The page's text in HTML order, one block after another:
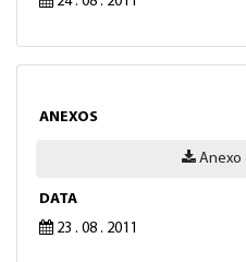
ANEXOS
Anexo
DATA
23 . 08 . 2011